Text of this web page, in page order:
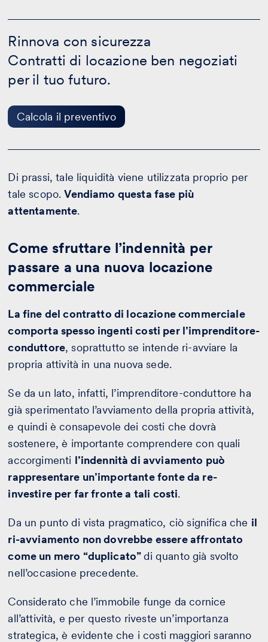
Rinnova con sicurezza
Contratti di locazione ben negoziati
per il tuo futuro.
Calcola il preventivo
con
sicurezza
-
il
Di prassi, tale liquidità viene utilizzata proprio per
tale scopo.Vendiamo questa fase più
attentamente.
Come sfruttare l’indennità per
passare a una nuova locazione
commerciale
La fine del contratto di locazione commerciale
comporta spesso ingenti costi per l’imprenditore-
conduttore, soprattutto se intende ri-avviare la
propria attività in una nuova sede.
Se da un lato, infatti, l’imprenditore-conduttore ha
già sperimentato l’avviamento della propria attività,
e quindi è consapevole dei costi che dovrà
sostenere, è importante comprendere con quali
accorgimenti l’indennità di avviamento può
rappresentare un’importante fonte da re-
investire per far fronte a tali costi.
Da un punto di vista pragmatico, ciò significa che il
ri-avviamento non dovrebbe essere affrontato
come un mero “duplicato”di quanto già svolto
nell’occasione precedente.
Considerato che l’immobile funge da cornice
all’attività, e per questo riveste un’importanza
strategica, è evidente che i costi maggiori saranno